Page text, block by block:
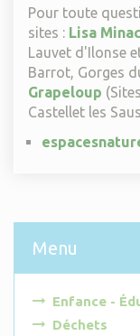
Pour toute
sites : Lisa
Lauvet d'Ilonse
Barrot, Gorges
Grapeloup
Castellet les
Menu
Enfance -
Déchets